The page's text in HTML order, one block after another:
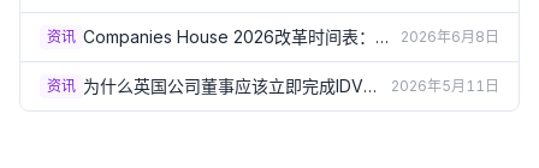
dormant 99999、non-trading 74990、
贷款和申报被拒风险
资讯 Companies House 2026改革时间表：身
份验证、ACSP、账目软件申报、地址和公
司透明度
2026年6月8日
资讯 为什么英国公司董事应该立即完成IDV验
证？2026年四大合规理由
2026年5月11日